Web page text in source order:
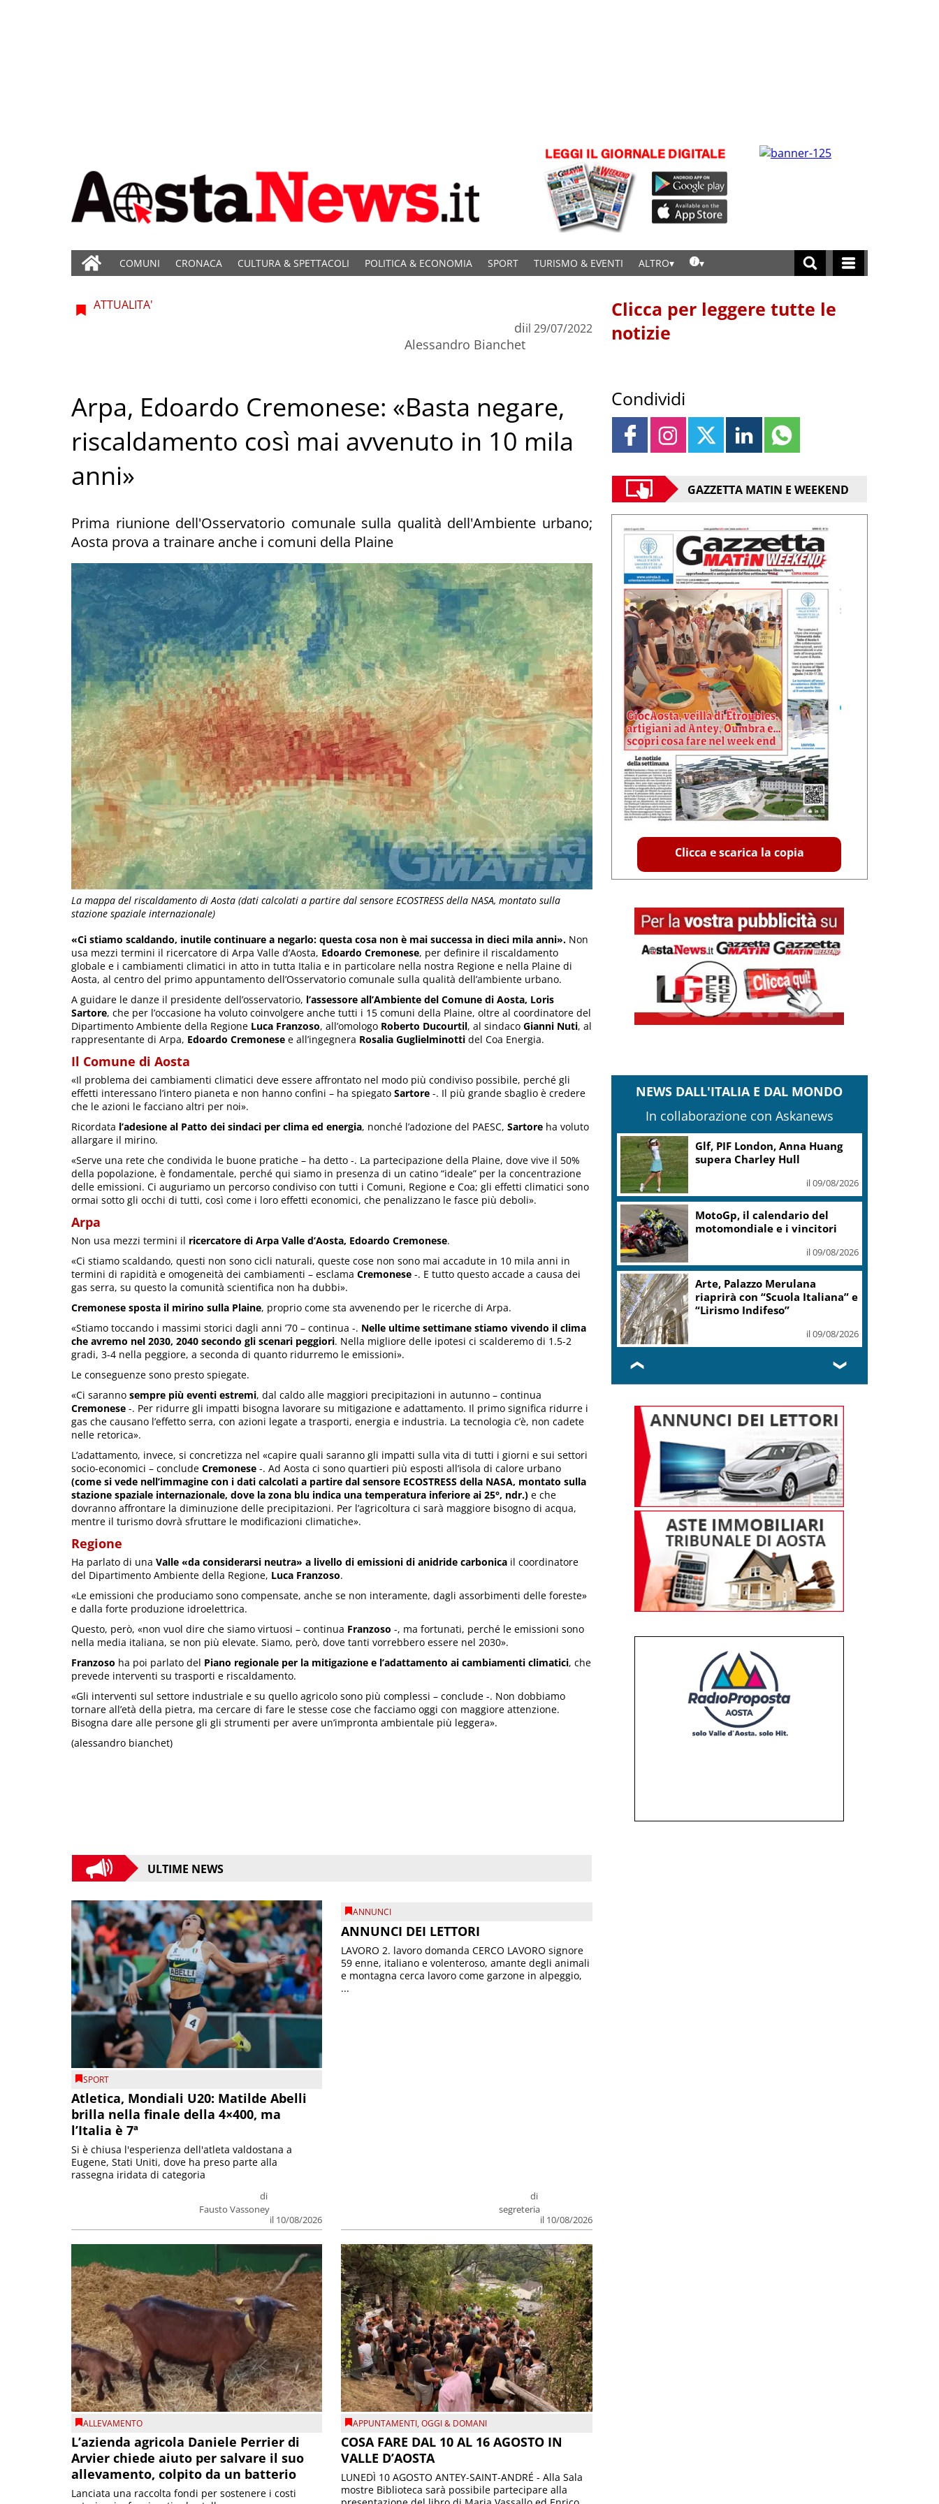
COMUNI CRONACA CULTURA & SPETTACOLI POLITICA & ECONOMIA SPORT TURISMO & EVENTI ALTRO
La mappa del riscaldamento di Aosta (dati calcolati a partire dal sensore ECOSTRESS della NASA, montato sulla
stazione spaziale internazionale)
ATTUALITA'
di
Alessandro Bianchet
il 29/07/2022
Arpa, Edoardo Cremonese: «Basta negare,
riscaldamento così mai avvenuto in 10 mila
anni»
Prima riunione dell'Osservatorio comunale sulla qualità dell'Ambiente urbano;
Aosta prova a trainare anche i comuni della Plaine
«Ci stiamo scaldando, inutile continuare a negarlo: questa cosa non è mai successa in dieci mila anni». Non
usa mezzi termini il ricercatore di Arpa Valle d’Aosta, Edoardo Cremonese, per definire il riscaldamento
globale e i cambiamenti climatici in atto in tutta Italia e in particolare nella nostra Regione e nella Plaine di
Aosta, al centro del primo appuntamento dell’Osservatorio comunale sulla qualità dell’ambiente urbano.
A guidare le danze il presidente dell’osservatorio, l’assessore all’Ambiente del Comune di Aosta, Loris
Sartore, che per l’occasione ha voluto coinvolgere anche tutti i 15 comuni della Plaine, oltre al coordinatore del
Dipartimento Ambiente della Regione Luca Franzoso, all’omologo Roberto Ducourtil, al sindaco Gianni Nuti, al
rappresentante di Arpa, Edoardo Cremonese e all’ingegnera Rosalia Guglielminotti del Coa Energia.
Il Comune di Aosta
«Il problema dei cambiamenti climatici deve essere affrontato nel modo più condiviso possibile, perché gli
effetti interessano l’intero pianeta e non hanno confini – ha spiegato Sartore -. Il più grande sbaglio è credere
che le azioni le facciano altri per noi».
Ricordata l’adesione al Patto dei sindaci per clima ed energia, nonché l’adozione del PAESC, Sartore ha voluto
allargare il mirino.
«Serve una rete che condivida le buone pratiche – ha detto -. La partecipazione della Plaine, dove vive il 50%
della popolazione, è fondamentale, perché qui siamo in presenza di un catino “ideale” per la concentrazione
delle emissioni. Ci auguriamo un percorso condiviso con tutti i Comuni, Regione e Coa; gli effetti climatici sono
ormai sotto gli occhi di tutti, così come i loro effetti economici, che penalizzano le fasce più deboli».
Arpa
Non usa mezzi termini il ricercatore di Arpa Valle d’Aosta, Edoardo Cremonese.
«Ci stiamo scaldando, questi non sono cicli naturali, queste cose non sono mai accadute in 10 mila anni in
termini di rapidità e omogeneità dei cambiamenti – esclama Cremonese -. E tutto questo accade a causa dei
gas serra, su questo la comunità scientifica non ha dubbi».
Cremonese sposta il mirino sulla Plaine, proprio come sta avvenendo per le ricerche di Arpa.
«Stiamo toccando i massimi storici dagli anni ’70 – continua -. Nelle ultime settimane stiamo vivendo il clima
che avremo nel 2030, 2040 secondo gli scenari peggiori. Nella migliore delle ipotesi ci scalderemo di 1.5-2
gradi, 3-4 nella peggiore, a seconda di quanto ridurremo le emissioni».
Le conseguenze sono presto spiegate.
«Ci saranno sempre più eventi estremi, dal caldo alle maggiori precipitazioni in autunno – continua
Cremonese -. Per ridurre gli impatti bisogna lavorare su mitigazione e adattamento. Il primo significa ridurre i
gas che causano l’effetto serra, con azioni legate a trasporti, energia e industria. La tecnologia c’è, non cadete
nelle retorica».
L’adattamento, invece, si concretizza nel «capire quali saranno gli impatti sulla vita di tutti i giorni e sui settori
socio-economici – conclude Cremonese -. Ad Aosta ci sono quartieri più esposti all’isola di calore urbano
(come si vede nell’immagine con i dati calcolati a partire dal sensore ECOSTRESS della NASA, montato sulla
stazione spaziale internazionale, dove la zona blu indica una temperatura inferiore ai 25°, ndr.) e che
dovranno affrontare la diminuzione delle precipitazioni. Per l’agricoltura ci sarà maggiore bisogno di acqua,
mentre il turismo dovrà sfruttare le modificazioni climatiche».
Regione
Ha parlato di una Valle «da considerarsi neutra» a livello di emissioni di anidride carbonica il coordinatore
del Dipartimento Ambiente della Regione, Luca Franzoso.
«Le emissioni che produciamo sono compensate, anche se non interamente, dagli assorbimenti delle foreste»
e dalla forte produzione idroelettrica.
Questo, però, «non vuol dire che siamo virtuosi – continua Franzoso -, ma fortunati, perché le emissioni sono
nella media italiana, se non più elevate. Siamo, però, dove tanti vorrebbero essere nel 2030».
Franzoso ha poi parlato del Piano regionale per la mitigazione e l’adattamento ai cambiamenti climatici, che
prevede interventi su trasporti e riscaldamento.
«Gli interventi sul settore industriale e su quello agricolo sono più complessi – conclude -. Non dobbiamo
tornare all’età della pietra, ma cercare di fare le stesse cose che facciamo oggi con maggiore attenzione.
Bisogna dare alle persone gli gli strumenti per avere un’impronta ambientale più leggera».
(alessandro bianchet)
ULTIME NEWS
SPORT
Atletica, Mondiali U20: Matilde Abelli
brilla nella finale della 4×400, ma
l’Italia è 7ª
di
Fausto Vassoney
il 10/08/2026
Si è chiusa l'esperienza dell'atleta valdostana a
Eugene, Stati Uniti, dove ha preso parte alla
rassegna iridata di categoria
ANNUNCI
ANNUNCI DEI LETTORI
di
segreteria
il 10/08/2026
LAVORO 2. lavoro domanda CERCO LAVORO signore
59 enne, italiano e volenteroso, amante degli animali
e montagna cerca lavoro come garzone in alpeggio,
...
ALLEVAMENTO
L’azienda agricola Daniele Perrier di
Arvier chiede aiuto per salvare il suo
allevamento, colpito da un batterio
Lanciata una raccolta fondi per sostenere i costi
APPUNTAMENTI,OGGI & DOMANI
COSA FARE DAL 10 AL 16 AGOSTO IN
VALLE D’AOSTA
LUNEDÌ 10 AGOSTO ANTEY-SAINT-ANDRÉ - Alla Sala
mostre Biblioteca sarà possibile partecipare alla
Clicca per leggere tutte le
notizie
Condividi
GAZZETTA MATIN E WEEKEND
Clicca e scarica la copia
NEWS DALL'ITALIA E DAL MONDO
In collaborazione con Askanews
Glf, PIF London, Anna Huang
supera Charley Hull
il 09/08/2026
MotoGp, il calendario del
motomondiale e i vincitori
il 09/08/2026
Arte, Palazzo Merulana
riaprirà con “Scuola Italiana” e
“Lirismo Indifeso”
il 09/08/2026
❮ ❯